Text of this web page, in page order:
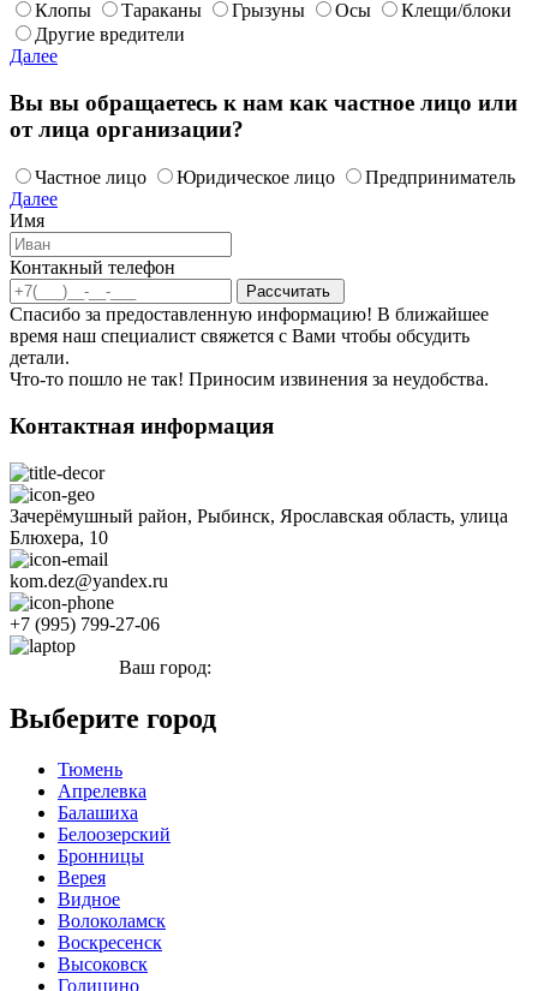
Клопы Тараканы Грызуны Осы
Клещи/блоки
Другие вредители
Далее
Вы вы обращаетесь к нам как частное лицо или
от лица организации?
Частное лицо Юридическое лицо
Предприниматель
Далее
Имя
Контакный телефон
Спасибо за предоставленную информацию! В ближайшее
время наш специалист свяжется с Вами чтобы обсудить
детали.
Что-то пошло не так! Приносим извинения за неудобства.
Контактная информация
Зачерёмушный район, Рыбинск, Ярославская область, улица
Блюхера, 10
kom.dez@yandex.ru
+7 (995) 799-27-06
Ваш город:
Выберите город
Тюмень
Апрелевка
Балашиха
Белоозерский
Бронницы
Верея
Видное
Волоколамск
Воскресенск
Высоковск
Голицино